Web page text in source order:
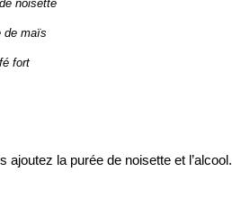
noisette
de maïs
fort
ajoutez la purée de noisette et l’alcool.